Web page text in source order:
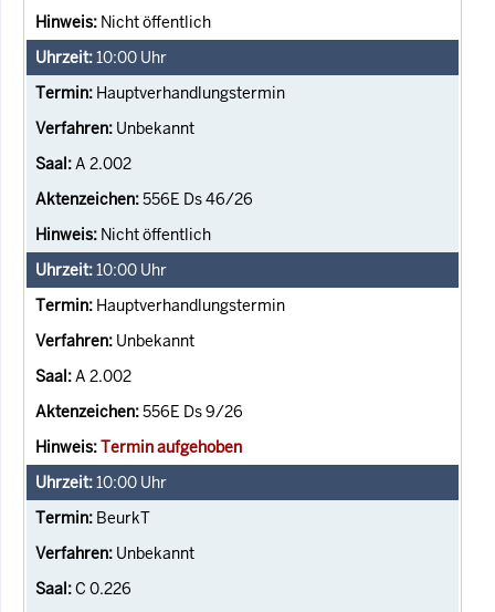
Nicht öffentlich
10:00 Uhr
Hauptverhandlungstermin
Unbekannt
A 2.002
556E Ds 46/26
Nicht öffentlich
10:00 Uhr
Hauptverhandlungstermin
Unbekannt
A 2.002
556E Ds 9/26
Termin aufgehoben
10:00 Uhr
BeurkT
Unbekannt
C 0.226